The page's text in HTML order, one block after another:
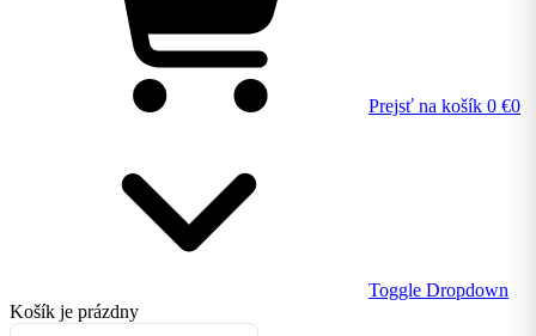
Prejsť na košík 0 €0
Toggle Dropdown
Košík je prázdny